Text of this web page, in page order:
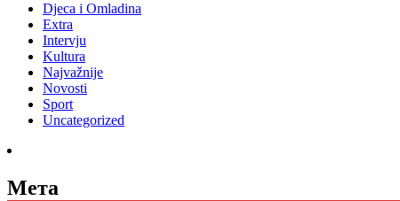
Djeca i Omladina
Extra
Intervju
Kultura
Najvažnije
Novosti
Sport
Uncategorized
Мета